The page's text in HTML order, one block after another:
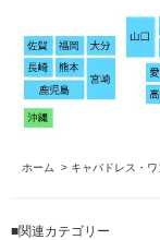
ホーム > キャバドレス・ワ
■関連カテゴリー